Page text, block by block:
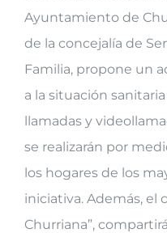
Ayuntamiento de
de la concejalía de
Familia, propone un
a la situación
llamadas y
se realizarán por
los hogares de los
iniciativa. Además, el
Churriana”,